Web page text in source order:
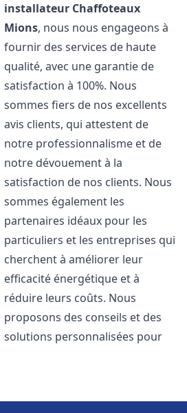
installateur Chaffoteaux
Mions, nous nous engageons à
fournir des services de haute
qualité, avec une garantie de
satisfaction à 100%. Nous
sommes fiers de nos excellents
avis clients, qui attestent de
notre professionnalisme et de
notre dévouement à la
satisfaction de nos clients. Nous
sommes également les
partenaires idéaux pour les
particuliers et les entreprises qui
cherchent à améliorer leur
efficacité énergétique et à
réduire leurs coûts. Nous
proposons des conseils et des
solutions personnalisées pour